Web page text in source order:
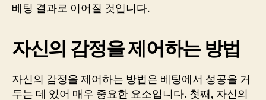
베팅 결과로 이어질 것입니다.
자신의 감정을 제어하는 방법
자신의 감정을 제어하는 방법은 베팅에서 성공을 거
두는 데 있어 매우 중요한 요소입니다. 첫째, 자신의